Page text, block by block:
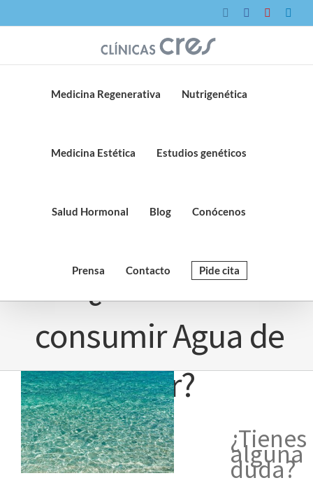
al
InstagramFacebookYouTube
Medicina Regenerativa Nutrigenética
Medicina Estética Estudios genéticos
Salud Hormonal Blog Conócenos
Prensa Contacto Pide cita
¿Es bueno
consumir Agua de
mar?
Ver
imagen
más
grande
¿Tienes
alguna
duda?